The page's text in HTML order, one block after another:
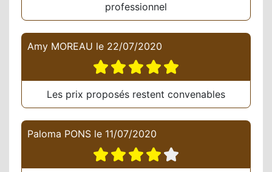
professionnel
Amy MOREAU le 22/07/2020
Les prix proposés restent convenables
Paloma PONS le 11/07/2020